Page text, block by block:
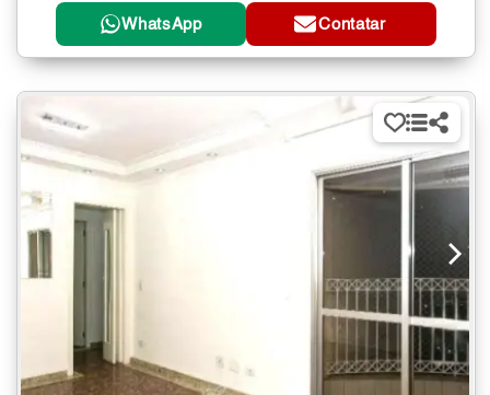
WhatsApp Contatar